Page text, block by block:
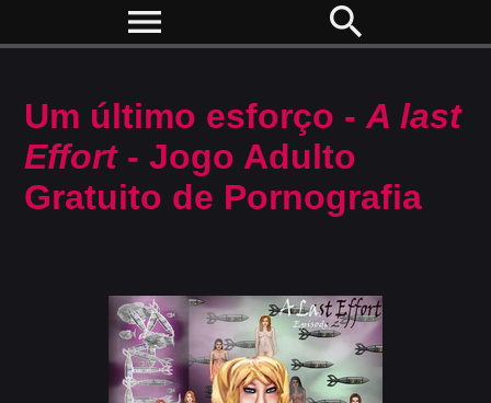
menu search
Um último esforço -A last
Effort- Jogo Adulto
Gratuito de Pornografia